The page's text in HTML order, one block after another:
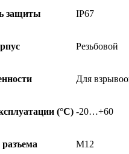
защиты IP67
Резьбовой
Для
(°C) -20…+60
разъема M12